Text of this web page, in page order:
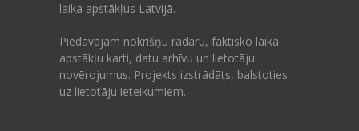
laika apstākļus Latvijā.
Piedāvājam nokrišņu radaru, faktisko laika
apstākļu karti, datu arhīvu un lietotāju
novērojumus. Projekts izstrādāts, balstoties
uz lietotāju ieteikumiem.